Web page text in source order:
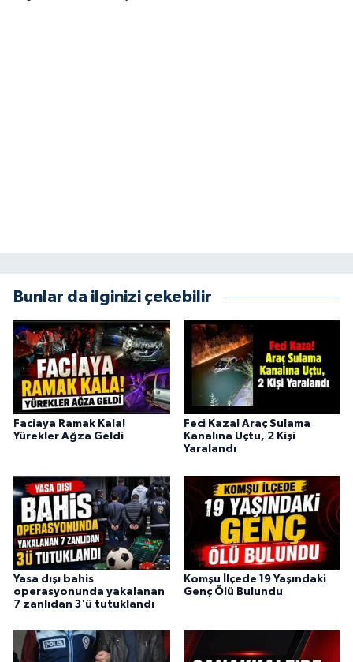
Bunlar da ilginizi çekebilir
Faciaya Ramak Kala!
Yürekler Ağza Geldi
Feci Kaza! Araç Sulama
Kanalına Uçtu, 2 Kişi
Yaralandı
Yasa dışı bahis
operasyonunda yakalanan
7 zanlıdan 3'ü tutuklandı
Komşu İlçede 19 Yaşındaki
Genç Ölü Bulundu